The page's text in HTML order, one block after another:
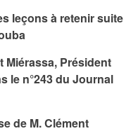
leçons à retenir suite
Miérassa, Président
le n°243 du Journal
de M. Clément